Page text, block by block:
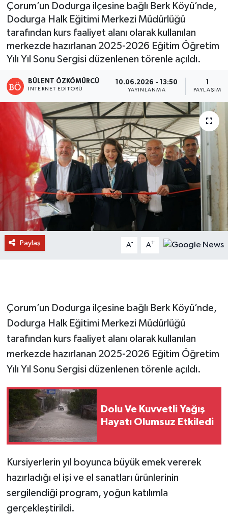
Çorum’un Dodurga ilçesine bağlı Berk Köyü’nde,
Dodurga Halk Eğitimi Merkezi Müdürlüğü
tarafından kurs faaliyet alanı olarak kullanılan
merkezde hazırlanan 2025-2026 Eğitim Öğretim
Yılı Yıl Sonu Sergisi düzenlenen törenle açıldı.
BÜLENT ÖZKÖMÜRCÜ
İNTERNET EDITÖRÜ
10.06.2026 - 13:50
YAYINLANMA
1
PAYLAŞIM
Paylaş A- A+
Çorum’un Dodurga ilçesine bağlı Berk Köyü’nde,
Dodurga Halk Eğitimi Merkezi Müdürlüğü
tarafından kurs faaliyet alanı olarak kullanılan
merkezde hazırlanan 2025-2026 Eğitim Öğretim
Yılı Yıl Sonu Sergisi düzenlenen törenle açıldı.
Dolu Ve Kuvvetli Yağış
Hayatı Olumsuz Etkiledi
Kursiyerlerin yıl boyunca büyük emek vererek
hazırladığı el işi ve el sanatları ürünlerinin
sergilendiği program, yoğun katılımla
gerçekleştirildi.